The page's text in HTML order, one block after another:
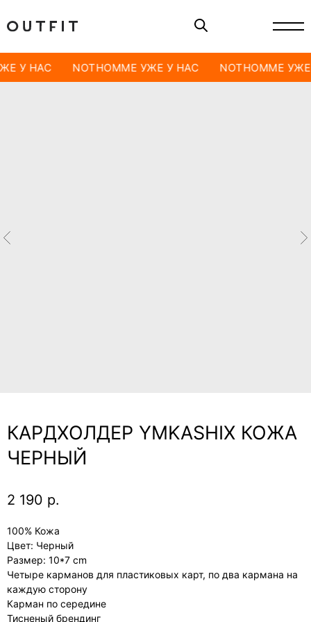
У НАС NOTHOMME УЖЕ У НАС NOTHOMME
КАРДХОЛДЕР YMKASHIX КОЖА
ЧЕРНЫЙ
2 190 р.
100% Кожа
Цвет: Черный
Размер: 10*7 cm
Четыре карманов для пластиковых карт, по два кармана на
каждую сторону
Карман по середине
Тисненый брендинг